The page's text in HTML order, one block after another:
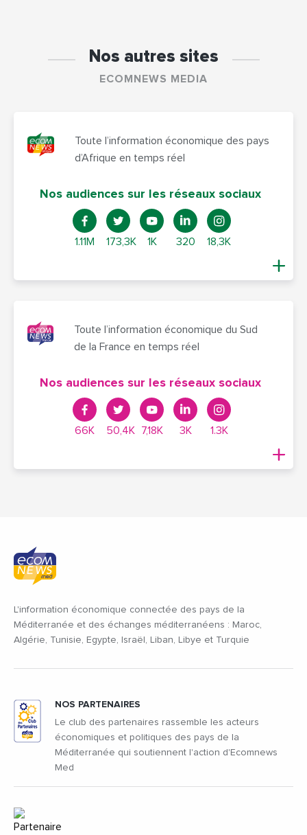
Nos autres sites
ECOMNEWS MEDIA
Toute l’information économique des pays
d’Afrique en temps réel
Nos audiences sur les réseaux sociaux
1.11M 173,3K 1K 320 18,3K
Toute l’information économique du Sud
de la France en temps réel
Nos audiences sur les réseaux sociaux
66K 50,4K 7,18K 3K 1.3K
L'information économique connectée des pays de la
Méditerranée et des échanges méditerranéens : Maroc,
Algérie, Tunisie, Egypte, Israël, Liban, Libye et Turquie
NOS PARTENAIRES
Le club des partenaires rassemble les acteurs
économiques et politiques des pays de la
Méditerranée qui soutiennent l'action d'Ecomnews
Med